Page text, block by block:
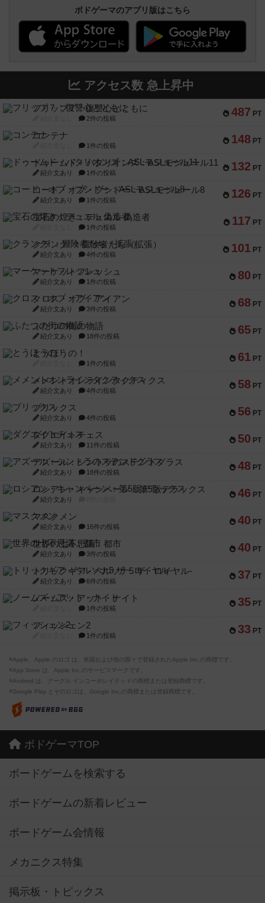
ボドゲーマのアプリ版はこちら
アクセス数 急上昇中
487 PT
フリップ７：復讐心とともに
2件の投稿
148 PT
コンテナ
1件の投稿
132 PT
ドゥームド・バタリオンズ：ASLモジュール11
紹介文あり 1件の投稿
126 PT
コード・オブ・ブシドー：ASLモジュール8
紹介文あり 1件の投稿
117 PT
宝石の煌き：デュエル 偽造者
1件の投稿
101 PT
クランク! ：冒険者たち（拡張）
紹介文あり 4件の投稿
80 PT
マーケットフレッシュ
紹介文あり 1件の投稿
68 PT
クロス・オブ・アイアン
紹介文あり 3件の投稿
65 PT
ふたつの街の物語
紹介文あり 18件の投稿
61 PT
とうほうの！
1件の投稿
58 PT
メメントオンラインタクティクス
紹介文あり 4件の投稿
56 PT
ブリックス
紹介文あり 4件の投稿
50 PT
ダグエイトチェス
紹介文あり 11件の投稿
48 PT
アズール：シントラのステンドグラス
紹介文あり 18件の投稿
46 PT
ロシアン・キャンペーン：第5版デラックス
紹介文あり
40 PT
マスクメン
紹介文あり 16件の投稿
40 PT
世界の七不思議：都市
紹介文あり 3件の投稿
37 PT
トリックギア - ペルソナ5 ザ・ロイヤル-
紹介文あり 6件の投稿
35 PT
ノームズ・アット・ナイト
1件の投稿
33 PT
フィッシェン2
1件の投稿
※Apple、Apple のロゴ は、米国および他の国々で登録されたApple Inc.の商標です。
※App Store は、Apple Inc.のサービスマークです。
※Android は、グーグル インコーポレイテッドの商標または登録商標です。
※Google Play とそのロゴは、Google Inc.の商標または登録商標です。
ボドゲーマTOP
ボードゲームを検索する
ボードゲームの新着レビュー
ボードゲーム会情報
メカニクス特集
掲示板・トピックス